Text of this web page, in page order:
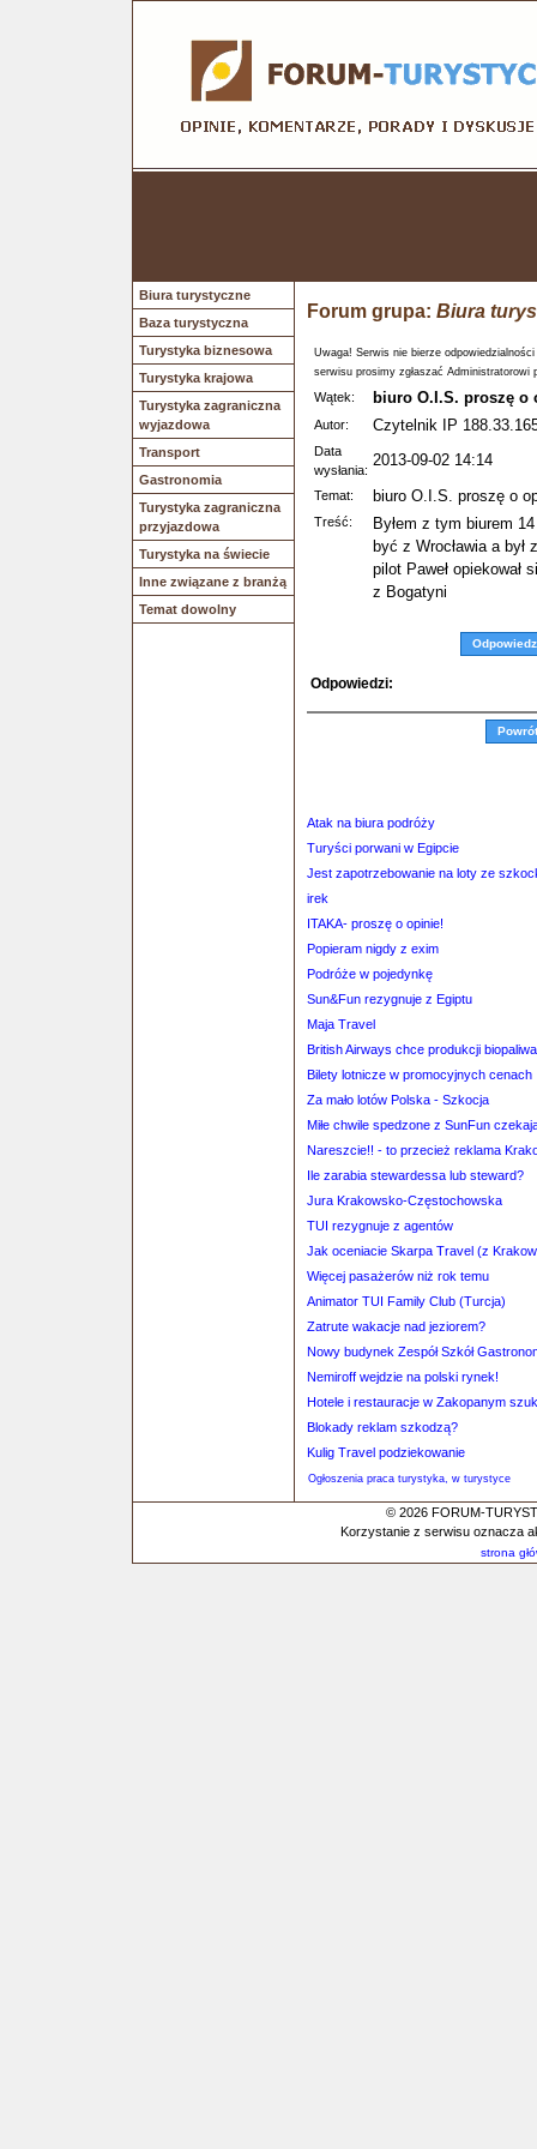
Biura turystyczne
Baza turystyczna
Turystyka biznesowa
Turystyka krajowa
Turystyka zagraniczna
wyjazdowa
Transport
Gastronomia
Turystyka zagraniczna
przyjazdowa
Turystyka na świecie
Inne związane z branżą
Temat dowolny
Forum grupa: Biura
Uwaga! Serwis nie bierze
serwisu prosimy zgłaszać Administratorowi
Wątek: biuro O.I.S. proszę o
Autor: Czytelnik IP
Data
wysłania:
2013-09-02 14:14
Temat: biuro O.I.S. proszę o
Treść:
Byłem z tym biurem
być z Wrocławia a był
pilot Paweł opiekował
z Bogatyni
Odpowiedz
Odpowiedzi:
Atak na biura podróży
Turyści porwani w Egipcie
Jest zapotrzebowanie na loty ze
irek
ITAKA- proszę o opinie!
Popieram nigdy z exim
Podróże w pojedynkę
Sun&Fun rezygnuje z Egiptu
Maja Travel
British Airways chce produkcji biopaliwa
Bilety lotnicze w promocyjnych cenach
Za mało lotów Polska - Szkocja
Miłe chwile spedzone z SunFun
Nareszcie!! - to przecież reklama
Ile zarabia stewardessa lub steward?
Jura Krakowsko-Częstochowska
TUI rezygnuje z agentów
Jak oceniacie Skarpa Travel (z
Więcej pasażerów niż rok temu
Animator TUI Family Club (Turcja)
Zatrute wakacje nad jeziorem?
Nowy budynek Zespół Szkół
Nemiroff wejdzie na polski rynek!
Hotele i restauracje w Zakopanym
Blokady reklam szkodzą?
Kulig Travel podziekowanie
Ogłoszenia praca turystyka, w turystyce
© 2026 FORUM-
Korzystanie z serwisu oznacza
strona